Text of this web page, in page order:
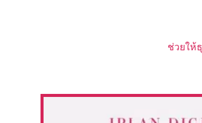
ช่วยให้